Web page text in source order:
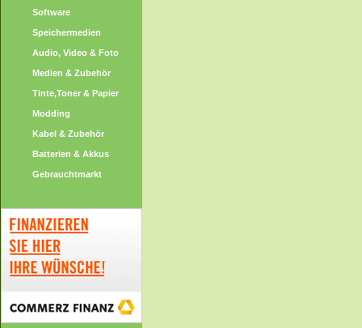
Software
Speichermedien
Audio, Video & Foto
Medien & Zubehör
Tinte,Toner & Papier
Modding
Kabel & Zubehör
Batterien & Akkus
Gebrauchtmarkt